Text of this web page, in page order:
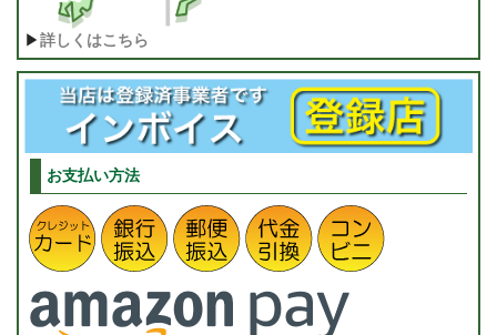
▶詳しくはこちら
お支払い方法